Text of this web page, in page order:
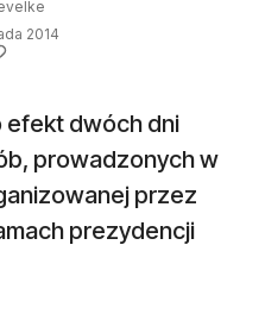
2014
efekt dwóch dni
prowadzonych w
przez
prezydencji